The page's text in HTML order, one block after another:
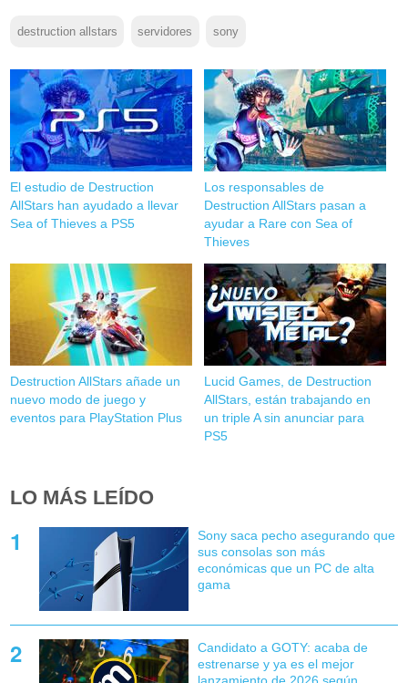
destruction allstars servidores sony
El estudio de Destruction
AllStars han ayudado a llevar
Sea of Thieves a PS5
Los responsables de
Destruction AllStars pasan a
ayudar a Rare con Sea of
Thieves
Destruction AllStars añade un
nuevo modo de juego y
eventos para PlayStation Plus
Lucid Games, de Destruction
AllStars, están trabajando en
un triple A sin anunciar para
PS5
LO MÁS LEÍDO
Sony saca pecho asegurando que
sus consolas son más
económicas que un PC de alta
gama
Candidato a GOTY: acaba de
estrenarse y ya es el mejor